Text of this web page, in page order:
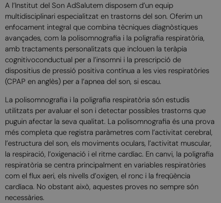
A l’Institut del Son AdSalutem disposem d’un equip
multidisciplinari especialitzat en trastorns del son. Oferim un
enfocament integral que combina tècniques diagnòstiques
avançades, com la polisomnografia i la poligrafia respiratòria,
amb tractaments personalitzats que inclouen la teràpia
cognitivoconductual per a l’insomni i la prescripció de
dispositius de pressió positiva contínua a les vies respiratòries
(CPAP en anglès) per a l’apnea del son, si escau.
La polisomnografia i la poligrafia respiratòria són estudis
utilitzats per avaluar el son i detectar possibles trastorns que
puguin afectar la seva qualitat. La polisomnografia és una prova
més completa que registra paràmetres com l’activitat cerebral,
l’estructura del son, els moviments oculars, l’activitat muscular,
la respiració, l’oxigenació i el ritme cardíac. En canvi, la poligrafia
respiratòria se centra principalment en variables respiratòries
com el flux aeri, els nivells d’oxigen, el ronc i la freqüència
cardíaca. No obstant això, aquestes proves no sempre són
necessàries.